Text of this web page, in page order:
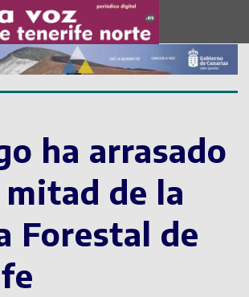
ha arrasado
mitad de la
Forestal de